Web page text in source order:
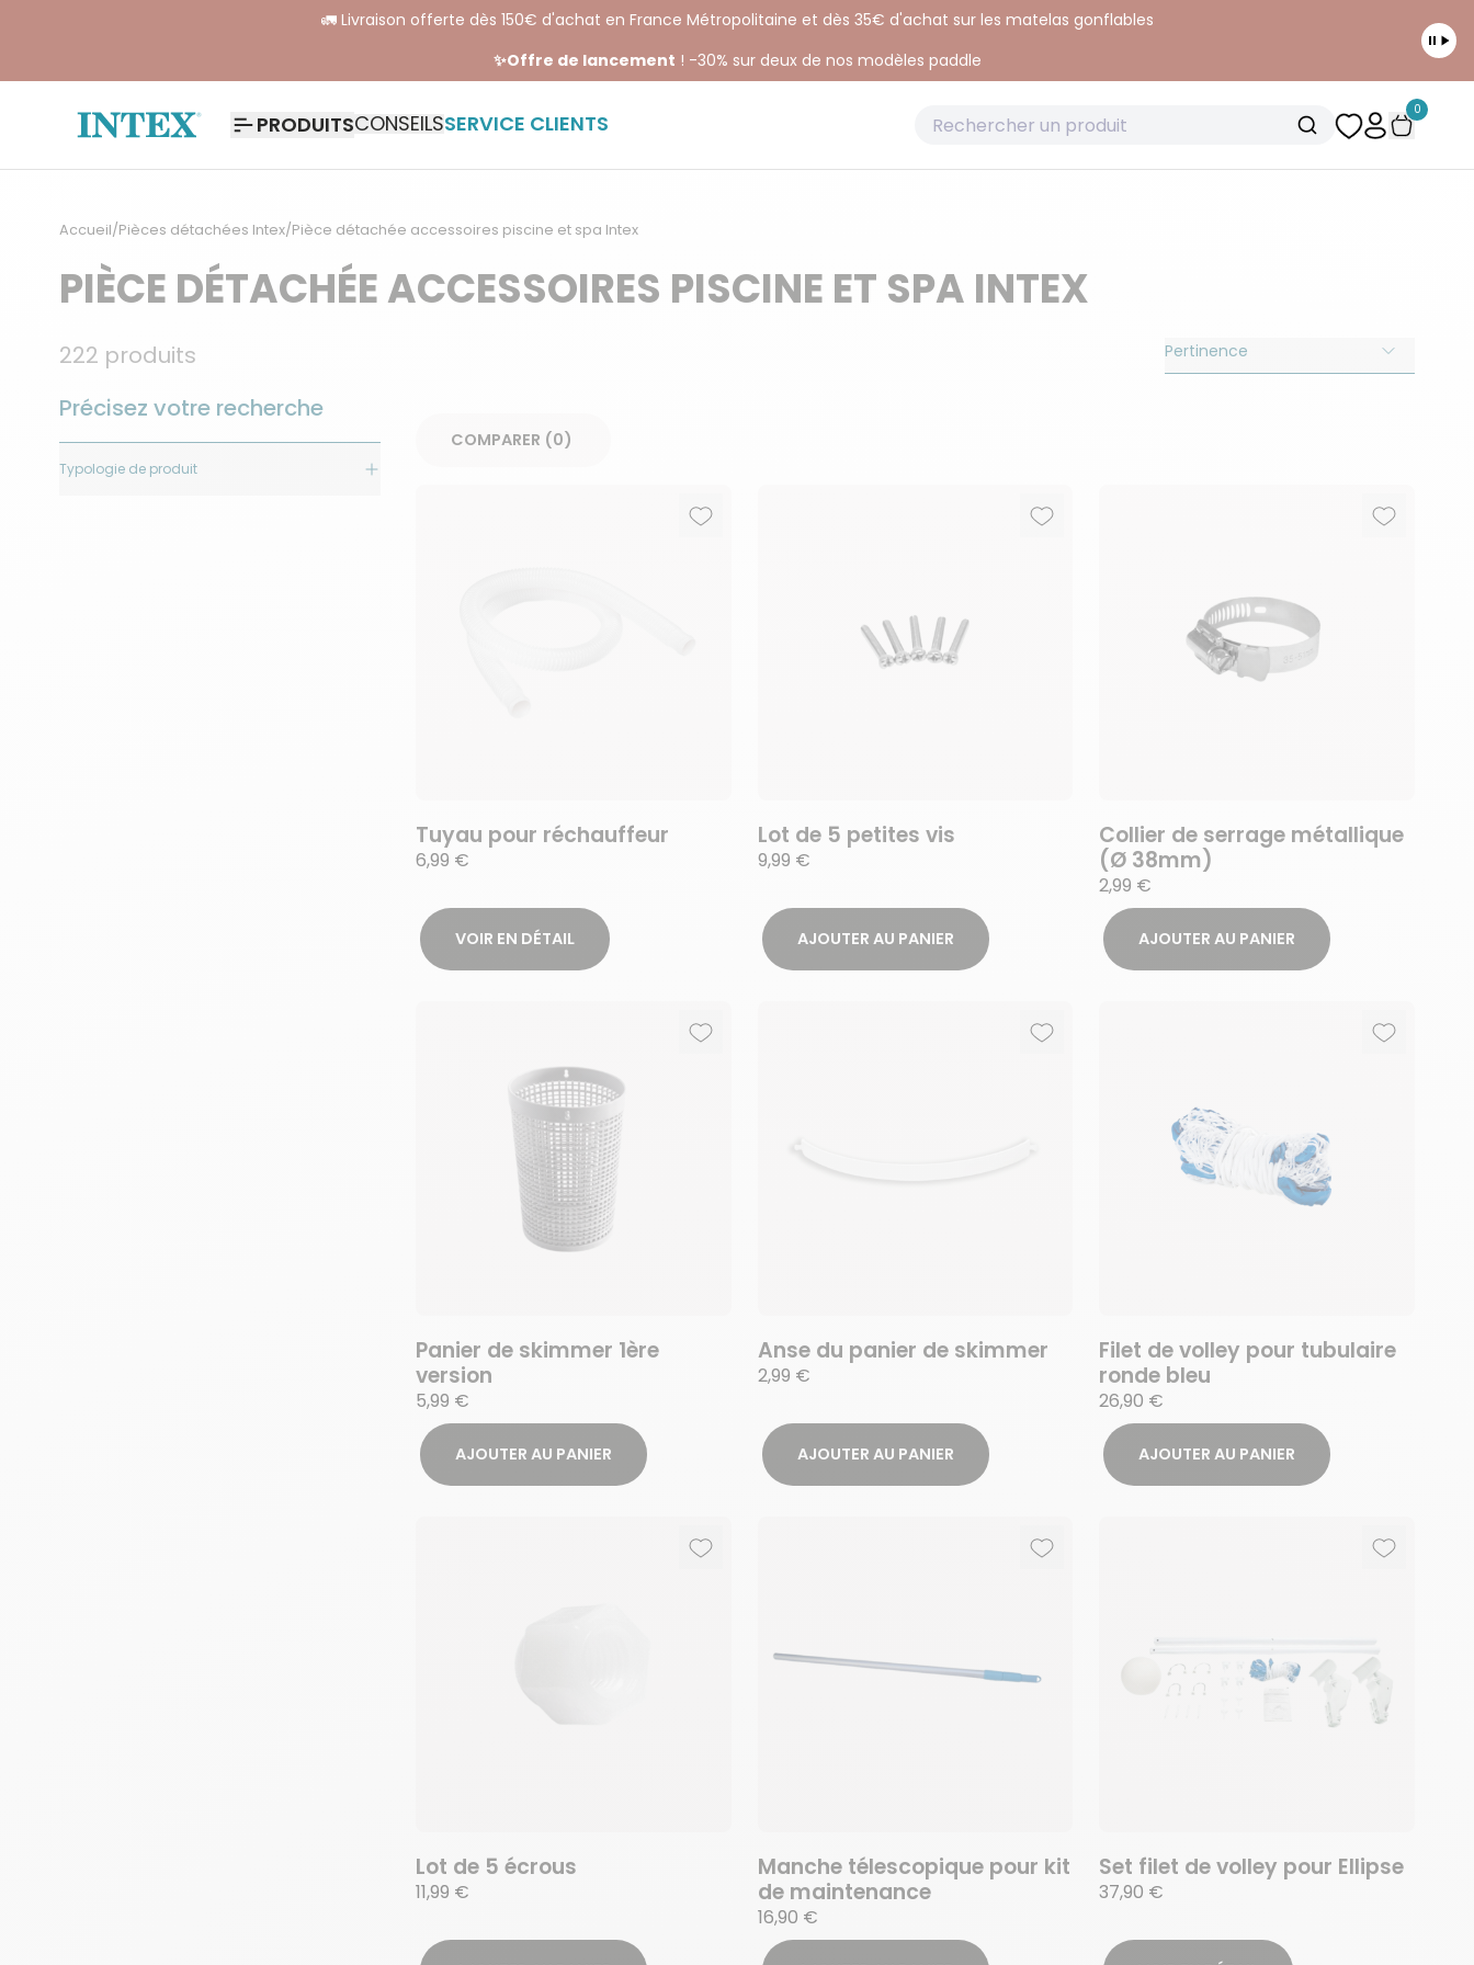
🚛 Livraison offerte dès 150€ d'achat en France Métropolitaine et dès 35€ d'achat sur les matelas gonflables
✨Offre de lancement ! -30% sur deux de nos modèles paddle
PRODUITSCONSEILSSERVICE CLIENTS
0
Accueil/Pièces détachées Intex/Pièce détachée accessoires piscine et spa Intex
PIÈCE DÉTACHÉE ACCESSOIRES PISCINE ET SPA INTEX
222 produits
Précisez votre recherche
Typologie de produit
Pertinence
COMPARER (0
Ajouter aux favoris
Supprimer des favoris
Tuyau pour réchauffeur
6,99 €
VOIR EN DÉTAIL
Ajouter aux favoris
Supprimer des favoris
Lot de 5 petites vis
9,99 €
AJOUTER AU PANIER
Ajouter
Collier de serrage métallique
(Ø 38mm)
2,99 €
AJOUTER AU PANIER
Ajouter aux favoris
Supprimer des favoris
Panier de skimmer 1ère
version
5,99 €
AJOUTER AU PANIER
Ajouter aux favoris
Supprimer des favoris
Anse du panier de skimmer
2,99 €
AJOUTER AU PANIER
Ajouter
Filet de volley pour tubulaire
ronde bleu
26,90 €
AJOUTER AU PANIER
Ajouter aux favoris
Supprimer des favoris
Lot de 5 écrous
11,99 €
Ajouter aux favoris
Supprimer des favoris
Manche télescopique pour kit
de maintenance
16,90 €
Ajouter
Set filet de volley pour Ellipse
37,90 €